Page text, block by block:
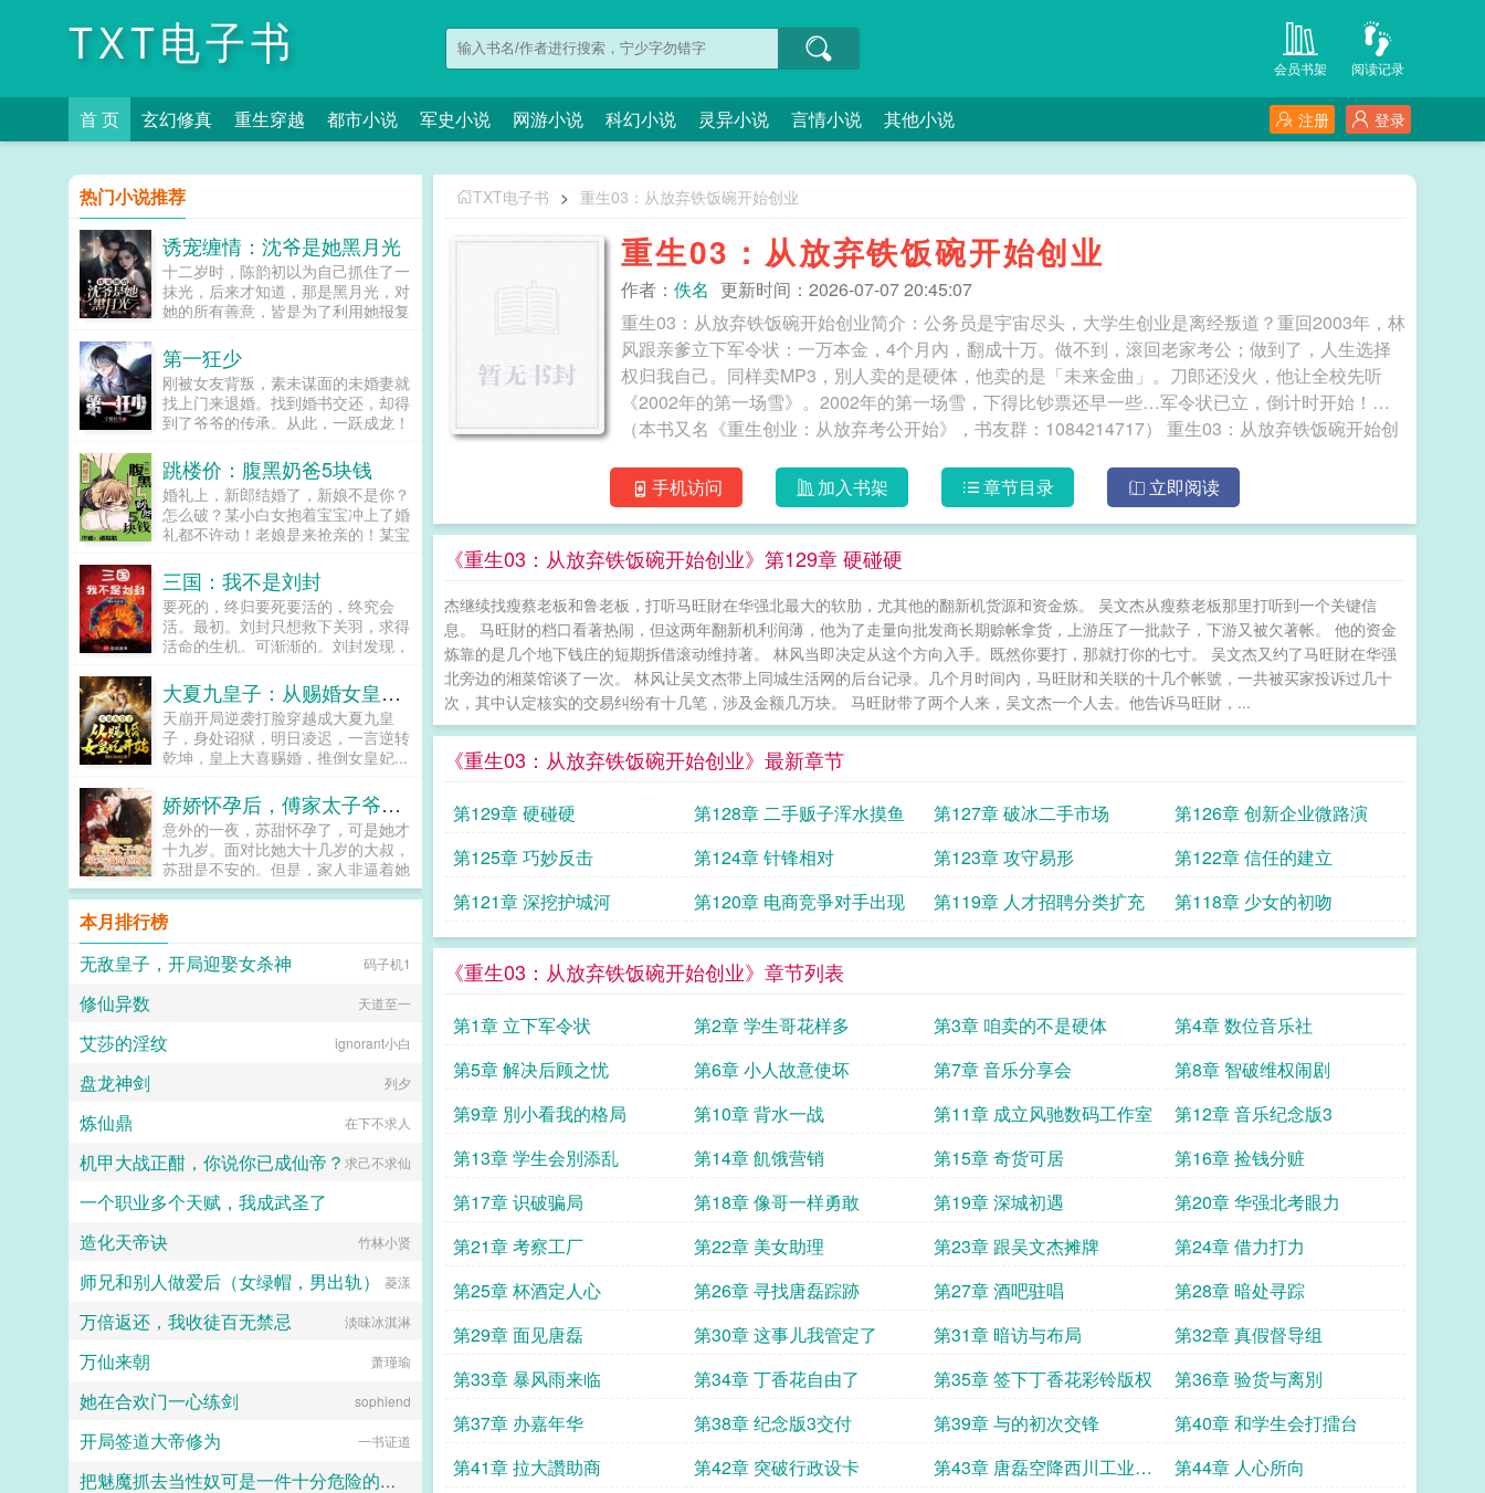
TXT电子书 阅读记录
会员书架
首 页 玄幻修真 重生穿越 都市小说 军史小说 网游小说 科幻小说 灵异小说 言情小说 其他小说 登录
注册
TXT电子书 > 重生03：从放弃铁饭碗开始创业
重生03：从放弃铁饭碗开始创业
作者： 佚名 更新时间：2026-07-07 20:45:07
重生03：从放弃铁饭碗开始创业简介：公务员是宇宙尽头，大学生创业是离经叛道？重回2003年，林
风跟亲爹立下军令状：一万本金，4个月內，翻成十万。做不到，滚回老家考公；做到了，人生选择
权归我自己。同样卖MP3，別人卖的是硬体，他卖的是「未来金曲」。刀郎还没火，他让全校先听
《2002年的第一场雪》。2002年的第一场雪，下得比钞票还早一些…军令状已立，倒计时开始！
（本书又名《重生创业：从放弃考公开始》，书友群：1084214717） 重生03：从放弃铁饭碗开始创
手机访问
加入书架 章节目录 立即阅读
《重生03：从放弃铁饭碗开始创业》第129章 硬碰硬
杰继续找瘦蔡老板和鲁老板，打听马旺財在华强北最大的软肋，尤其他的翻新机货源和资金炼。 吴文杰从瘦蔡老板那里打听到一个关键信
息。 马旺財的档口看著热闹，但这两年翻新机利润薄，他为了走量向批发商长期赊帐拿货，上游压了一批款子，下游又被欠著帐。 他的资金
炼靠的是几个地下钱庄的短期拆借滚动维持著。 林风当即决定从这个方向入手。既然你要打，那就打你的七寸。 吴文杰又约了马旺財在华强
北旁边的湘菜馆谈了一次。 林风让吴文杰带上同城生活网的后台记录。几个月时间內，马旺財和关联的十几个帐號，一共被买家投诉过几十
次，其中认定核实的交易纠纷有十几笔，涉及金额几万块。 马旺財带了两个人来，吴文杰一个人去。他告诉马旺財，...
《重生03：从放弃铁饭碗开始创业》最新章节
第129章 硬碰硬 第128章 二手贩子浑水摸鱼 第127章 破冰二手市场
第126章 创新企业微路演
第125章 巧妙反击
第124章 针锋相对 第123章 攻守易形
第122章 信任的建立
第121章 深挖护城河
第120章 电商竞爭对手出现 第119章 人才招聘分类扩充 第118章 少女的初吻
《重生03：从放弃铁饭碗开始创业》章节列表
第1章 立下军令状 第2章 学生哥花样多 第3章 咱卖的不是硬体
第4章 数位音乐社
第5章 解决后顾之忧
第6章 小人故意使坏 第7章 音乐分享会
第8章 智破维权闹剧
第9章 別小看我的格局
第10章 背水一战 第11章 成立风驰数码工作室
第12章 音乐纪念版3
第13章 学生会別添乱
第14章 飢饿营销 第15章 奇货可居
第16章 捡钱分赃
第17章 识破骗局
第18章 像哥一样勇敢 第19章 深城初遇
第20章 华强北考眼力
第21章 考察工厂
第22章 美女助理 第23章 跟吴文杰摊牌
第24章 借力打力
第25章 杯酒定人心
第26章 寻找唐磊踪跡 第27章 酒吧驻唱
第28章 暗处寻踪
第29章 面见唐磊
第30章 这事儿我管定了 第31章 暗访与布局
第32章 真假督导组
第33章 暴风雨来临
第34章 丁香花自由了 第35章 签下丁香花彩铃版权
第36章 验货与离別
第37章 办嘉年华
第38章 纪念版3交付 第39章 与的初次交锋
第40章 和学生会打擂台
第41章 拉大讚助商
第42章 突破行政设卡
第43章 唐磊空降西川工业大
第44章 人心所向
热门小说推荐
诱宠缠情：沈爷是她黑月光
十二岁时，陈韵初以为自己抓住了一
抹光，后来才知道，那是黑月光，对
她的所有善意，皆是为了利用她报复
雨里落魄我又成了没人要的了他却说
我要。...
第一狂少
刚被女友背叛，素未谋面的未婚妻就
找上门来退婚。找到婚书交还，却得
到了爷爷的传承。从此，一跃成龙！
跳楼价：腹黑奶爸5块钱
婚礼上，新郎结婚了，新娘不是你？
怎么破？某小白女抱着宝宝冲上了婚
礼都不许动！老娘是来抢亲的！某宝
某女瞬间顿悟都...
三国：我不是刘封
要死的，终归要死要活的，终究会
活。最初。刘封只想救下关羽，求得
活命的生机。可渐渐的。刘封发现，
还有…曹丕刘封，你一个贩履小儿的
假子，又来拒汝公！孙权兔死狗烹，
鸟尽弓藏。刘封你别杀了，你要养寇
自重啊！司马懿我有一计，可谗言刘
封蓄意谋反！诸葛亮大司马蹈履忠
不骄白屋之士，可谓能持盈守位，劳
谦其德者也刘禅当年父皇仙逝时，曾
在屋外埋伏刀斧手，一旦刘封兄长同
意继位称帝，刀斧手就会出现将朕砍
了。救朕命者，刘封兄长也！多年
后。陈寿在刘封传评曰刘封虽处嫌疑
之地，但思防足以自卫虽事二祖，但
不负父子兄弟之谊。奇哉！...
大夏九皇子：从赐婚女皇妃开始
天崩开局逆袭打脸穿越成大夏九皇
子，身处诏狱，明日凌迟，一言逆转
乾坤，皇上大喜赐婚，推倒女皇妃...
娇娇怀孕后，傅家太子爷每天按时回家
意外的一夜，苏甜怀孕了，可是她才
十九岁。面对比她大十几岁的大叔，
苏甜是不安的。但是，家人非逼着她
嫁给六十岁的老头，她没有办法，只
能联系大叔。大叔却一口肯定，让她
把孩子生下来，并且亲自上门提亲。
被势力父母侮辱拿不出彩礼的大叔转
头吩咐助理带着六百万现金上门。泼
给你们双倍，以后苏甜跟你们没有任
庭离开，开启了新的人生。别墅，大
本月排行榜
无敌皇子，开局迎娶女杀神
码子机1
修仙异数 天道至一
艾莎的淫纹 ignorant小白
盘龙神剑 列夕
炼仙鼎 在下不求人
机甲大战正酣，你说你已成仙帝？ 求己不求仙
一个职业多个天赋，我成武圣了
夜阑我听风吹雨
造化天帝诀 竹林小贤
师兄和别人做爱后（女绿帽，男出轨） 菱漾
万倍返还，我收徒百无禁忌 淡味冰淇淋
万仙来朝 萧瑾瑜
她在合欢门一心练剑 sophiend
开局签道大帝修为 一书证道
把魅魔抓去当性奴可是一件十分危险的事情呢~